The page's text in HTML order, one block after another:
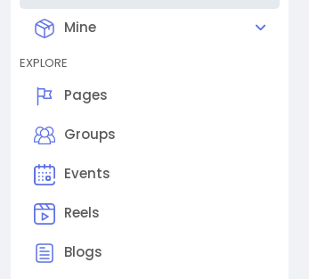
Mine
EXPLORE
Pages
Groups
Events
Reels
Blogs